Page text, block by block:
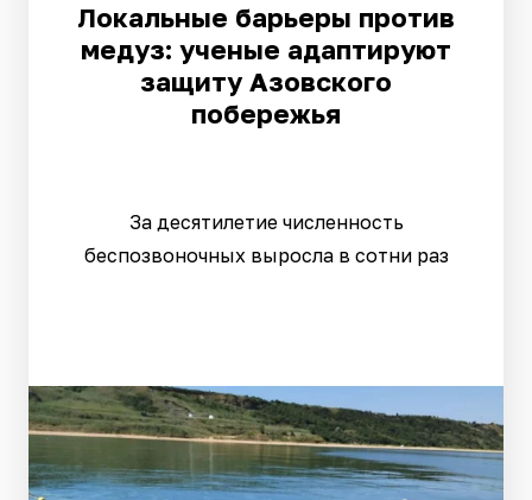
Локальные барьеры против
медуз: ученые адаптируют
защиту Азовского
побережья
За десятилетие численность
беспозвоночных выросла в сотни раз